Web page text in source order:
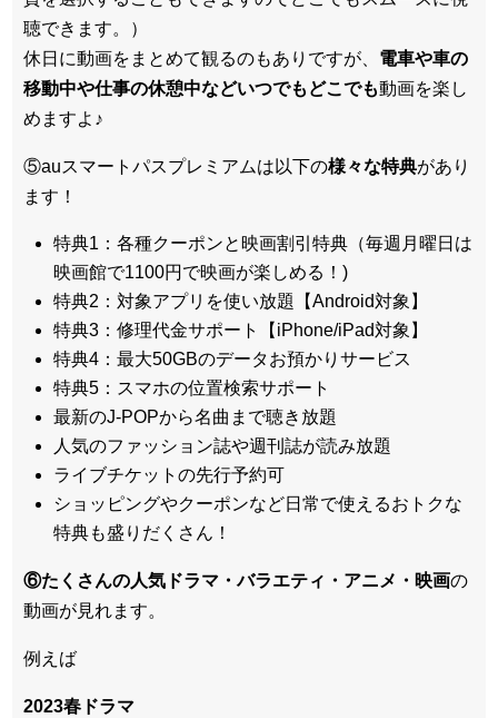
聴できます。）
休日に動画をまとめて観るのもありですが、 電車や車の
移動中や仕事の休憩中などいつでもどこでも動画を楽し
めますよ♪
⑤auスマートパスプレミアムは以下の様々な特典があり
ます！
特典1：各種クーポンと映画割引特典（毎週月曜日は
映画館で1100円で映画が楽しめる！)
特典2：対象アプリを使い放題【Android対象】
特典3：修理代金サポート【iPhone/iPad対象】
特典4：最大50GBのデータお預かりサービス
特典5：スマホの位置検索サポート
最新のJ-POPから名曲まで聴き放題
人気のファッション誌や週刊誌が読み放題
ライブチケットの先行予約可
ショッピングやクーポンなど日常で使えるおトクな
特典も盛りだくさん！
⑥たくさんの人気ドラマ・バラエティ・アニメ・映画の
動画が見れます。
例えば
2023春ドラマ